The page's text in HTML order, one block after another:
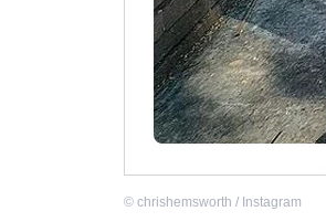
© chrishemsworth / Instagram